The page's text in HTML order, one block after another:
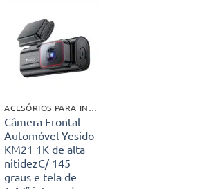
Adicionar
aos meus
desejos
ACESÓRIOS PARA INTERIOR
Câmera Frontal
Automóvel Yesido
KM21 1K de alta
nitidezC/ 145
graus e tela de